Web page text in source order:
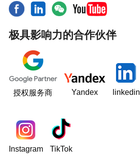
极具影响力的合作伙伴
授权服务商 Yandex linkedin
Instagram TikTok